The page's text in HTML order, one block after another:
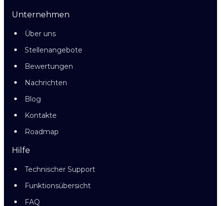
Unternehmen
Über uns
Stellenangebote
Bewertungen
Nachrichten
Blog
Kontakte
Roadmap
Hilfe
Technischer Support
Funktionsübersicht
FAQ